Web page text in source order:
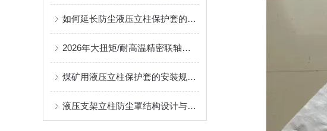
如何延长防尘液压立柱保护套的使用寿命？
2026年大扭矩/耐高温精密联轴器定制找哪家？能实现精准定制的优质厂家盘点
煤矿用液压立柱保护套的安装规范与使用寿命提升方案
液压支架立柱防尘罩结构设计与密封防护原理